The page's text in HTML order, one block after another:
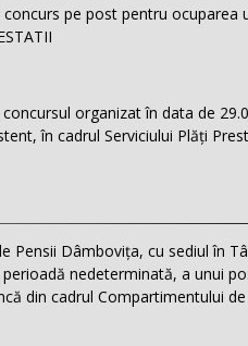
pe post pentru ocuparea
organizat în data de
în cadrul Serviciului Plăți
Pensii Dâmbovița, cu sediul în
nedeterminată, a unui
din cadrul Compartimentului